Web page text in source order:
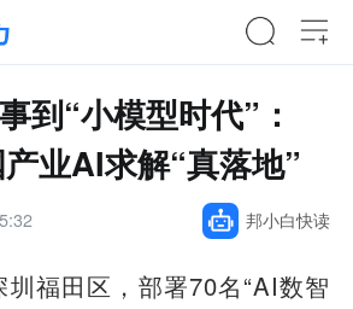
到“小模型时代”：
业AI求解“真落地”
邦小白快读
福田区，部署70名“AI数智